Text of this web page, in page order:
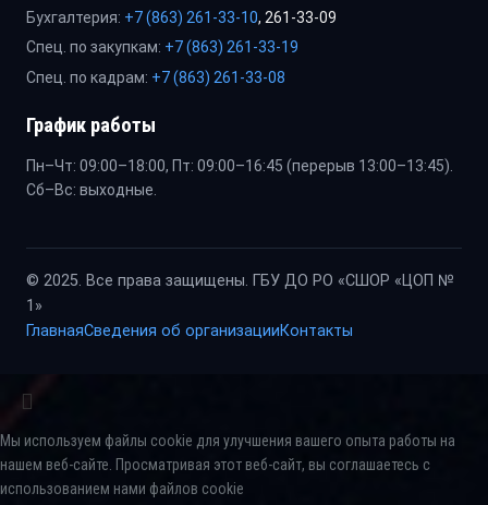
Бухгалтерия: +7 (863) 261-33-10, 261-33-09
Спец. по закупкам: +7 (863) 261-33-19
Спец. по кадрам: +7 (863) 261-33-08
График работы
Пн–Чт: 09:00–18:00, Пт: 09:00–16:45 (перерыв 13:00–13:45).
Сб–Вс: выходные.
© 2025. Все права защищены. ГБУ ДО РО «СШОР «ЦОП №
1»
ГлавнаяСведения об организацииКонтакты
Мы используем файлы cookie для улучшения вашего опыта работы на
нашем веб-сайте. Просматривая этот веб-сайт, вы соглашаетесь с
использованием нами файлов cookie